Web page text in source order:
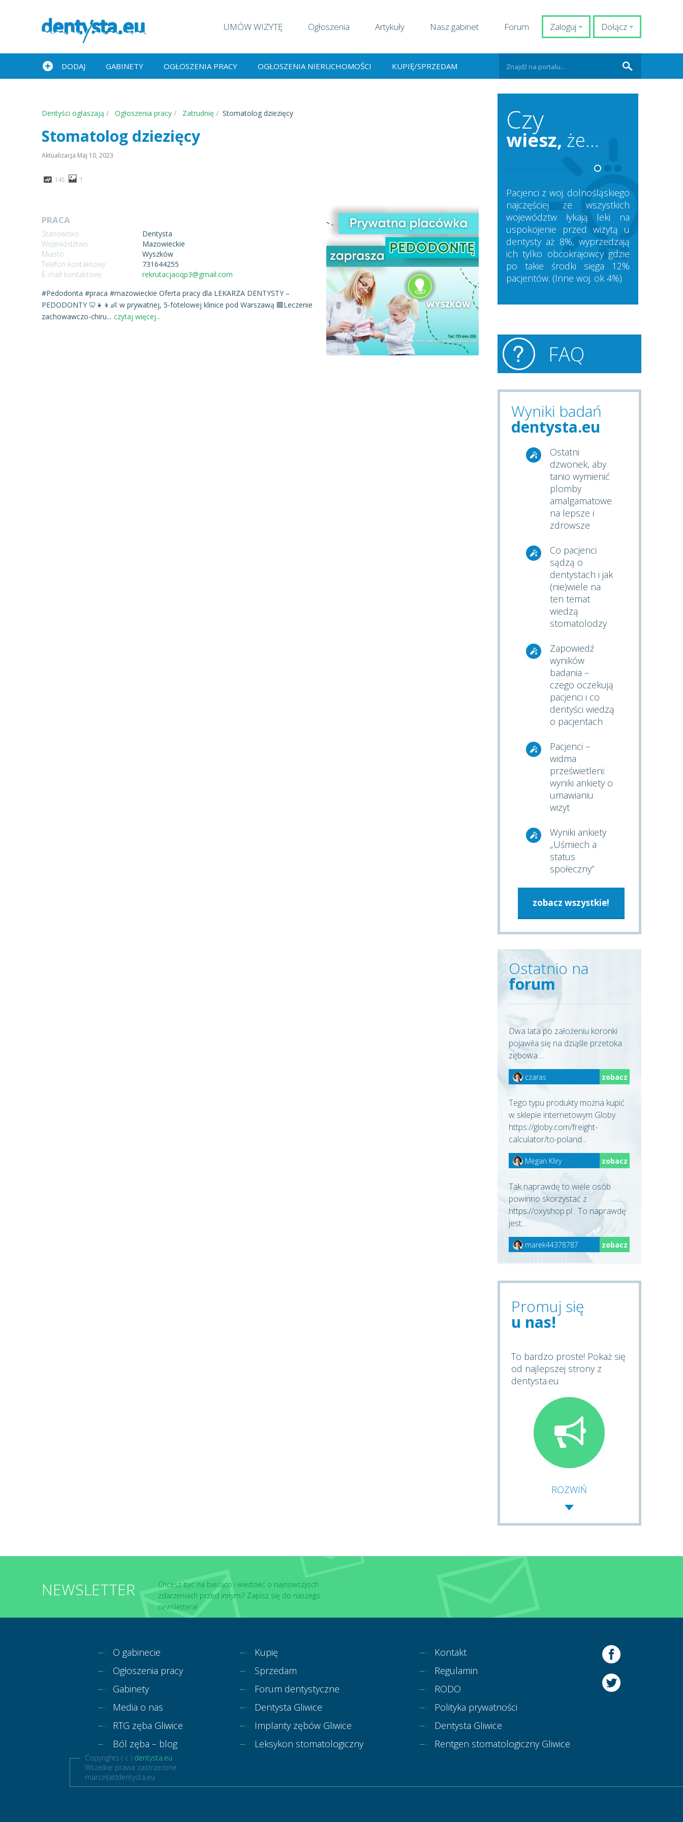
Dołącz
Zaloguj
UMÓW WIZYTĘ Ogłoszenia Artykuły Nasz gabinet Forum
DODAJ GABINETY OGŁOSZENIA PRACY OGŁOSZENIA NIERUCHOMOŚCI KUPIĘ/SPRZEDAM
Dentyści ogłaszają Ogłoszenia pracy Zatrudnię Stomatolog dziezięcy
Stomatolog dziezięcy
Aktualizacja Maj 10, 2023
145 1
PRACA
Stanowisko
Dentysta
Województwo
Mazowieckie
Miasto
Wyszków
Telefon kontaktowy
731644255
E-mail kontaktowy
rekrutacjaoqp3@gmail.com
#Pedodonta #praca #mazowieckie Oferta pracy dla LEKARZA DENTYSTY –
PEDODONTY 🦷👧👦👶 w prywatnej, 5-fotelowej klinice pod Warszawą 🟩Leczenie
zachowawczo-chiru... czytaj więcej...
Czy
wiesz, że...
Pacjenci z woj. dolnośląskiego
najczęściej ze wszystkich
województw łykają leki na
uspokojenie przed wizytą u
dentysty aż 8%, wyprzedzają
ich tylko obcokrajowcy gdzie
po takie środki sięga 12%
pacjentów. (Inne woj. ok 4%)
FAQ
Wyniki badań
dentysta.eu
Ostatni
dzwonek, aby
tanio wymienić
plomby
amalgamatowe
na lepsze i
zdrowsze
Co pacjenci
sądzą o
dentystach i jak
(nie)wiele na
ten temat
wiedzą
stomatolodzy
Zapowiedź
wyników
badania –
czego oczekują
pacjenci i co
dentyści wiedzą
o pacjentach
Pacjenci –
widma
prześwietleni:
wyniki ankiety o
umawianiu
wizyt
Wyniki ankiety
„Uśmiech a
status
społeczny”
zobacz wszystkie!
Ostatnio na
forum
Dwa lata po założeniu koronki
pojawiła się na dziąśle przetoka
zębowa....
czaras zobacz
Tego typu produkty można kupić
w sklepie internetowym Globy
https://globy.com/freight-
calculator/to-poland...
Megan Kliry zobacz
Tak naprawdę to wiele osób
powinno skorzystać z
https://oxyshop.pl . To naprawdę
jest...
marek44378787 zobacz
Promuj się
u nas!
To bardzo proste! Pokaż się
od najlepszej strony z
dentysta.eu
ROZWIŃ
NEWSLETTER
Chcesz być na bieżąco i wiedzieć o najnowszysch
zdarzeniach przed innymi? Zapisz się do naszego
newslettera!
O gabinecie
Ogłoszenia pracy
Gabinety
Media o nas
RTG zęba Gliwice
Ból zęba – blog
Kupię
Sprzedam
Forum dentystyczne
Dentysta Gliwice
Implanty zębów Gliwice
Leksykon stomatologiczny
Kontakt
Regulamin
RODO
Polityka prywatności
Dentysta Gliwice
Rentgen stomatologiczny Gliwice
Copyrights ( c ) dentysta.eu
Wszelkie prawa zastrzeżone.
marcin(at)dentysta.eu